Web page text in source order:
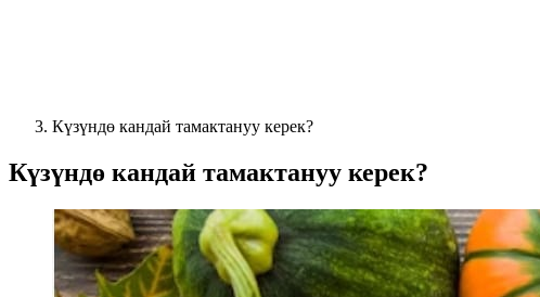
Күзүндө кандай тамактануу керек?
Күзүндө кандай тамактануу керек?